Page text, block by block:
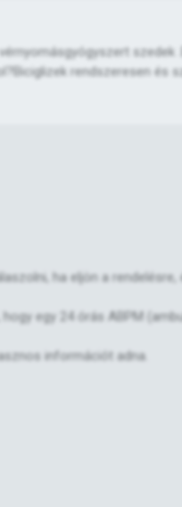
rendszeresen és
ha eljön a
egy 24 órás ABPM
információt adna.